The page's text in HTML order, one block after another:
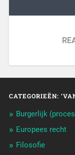
CATEGORIEËN:
Burgerlijk
Europees recht
Filosofie